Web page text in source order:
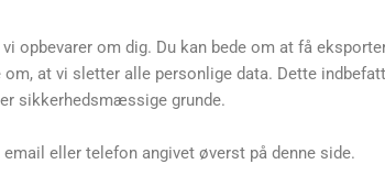
opbevarer om dig. Du kan bede om at få
om, at vi sletter alle personlige data. Dette
sikkerhedsmæssige grunde.
eller telefon angivet øverst på denne side.